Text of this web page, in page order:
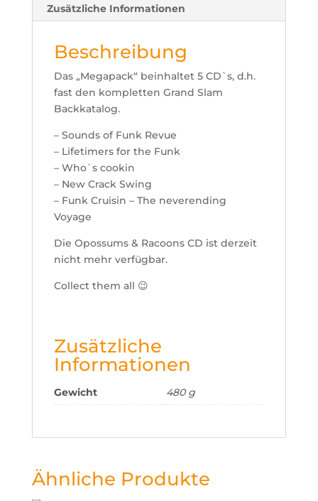
Zusätzliche Informationen
Beschreibung
Das „Megapack“ beinhaltet 5 CD`s, d.h.
fast den kompletten Grand Slam
Backkatalog.
– Sounds of Funk Revue
– Lifetimers for the Funk
– Who`s cookin
– New Crack Swing
– Funk Cruisin – The neverending
Voyage
Die Opossums & Racoons CD ist derzeit
nicht mehr verfügbar.
Collect them all 😉
Zusätzliche
Informationen
Gewicht 480 g
Ähnliche Produkte